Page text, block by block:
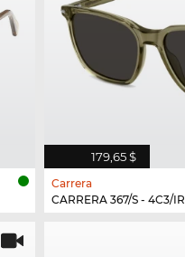
179,65 $
Carrera
CARRERA 367/S - 4C3/IR